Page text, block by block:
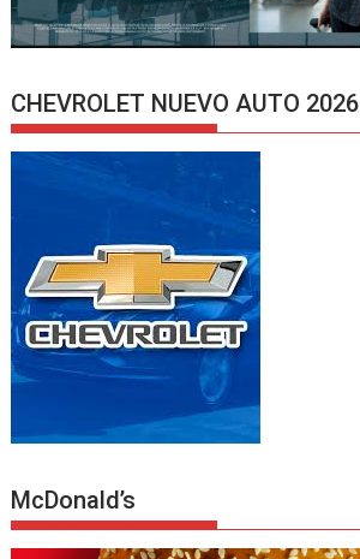
CHEVROLET NUEVO AUTO 2026
McDonald’s